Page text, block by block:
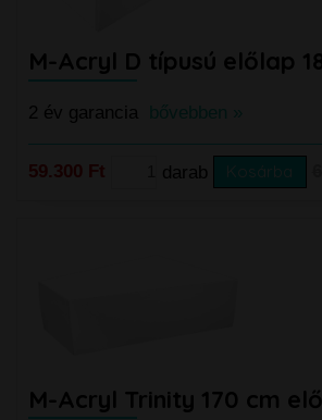
M-Acryl D típusú előlap
2 év garancia bővebben »
59.300 Ft darab Kosárba
M-Acryl Trinity 170 cm